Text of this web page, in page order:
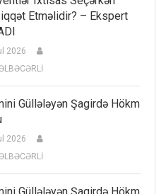
Etməlidir? – Ekspert
2026
Güllələyən Şagirdə Hökm
2026